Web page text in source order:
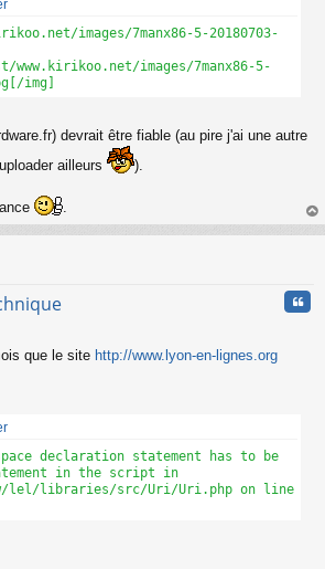
images/7manx86-5-20180703-
images/7manx86-5-
img]
devrait être fiable (au pire j'ai une autre
ailleurs
).
au
que le site http://www.lyon-en-lignes.org
declaration statement has to be
in the script in
lel/libraries/src/Uri/Uri.php on line